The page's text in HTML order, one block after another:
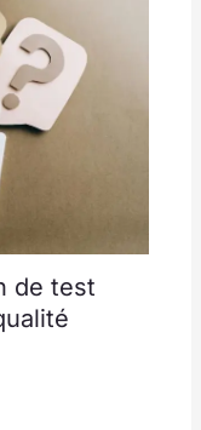
de test